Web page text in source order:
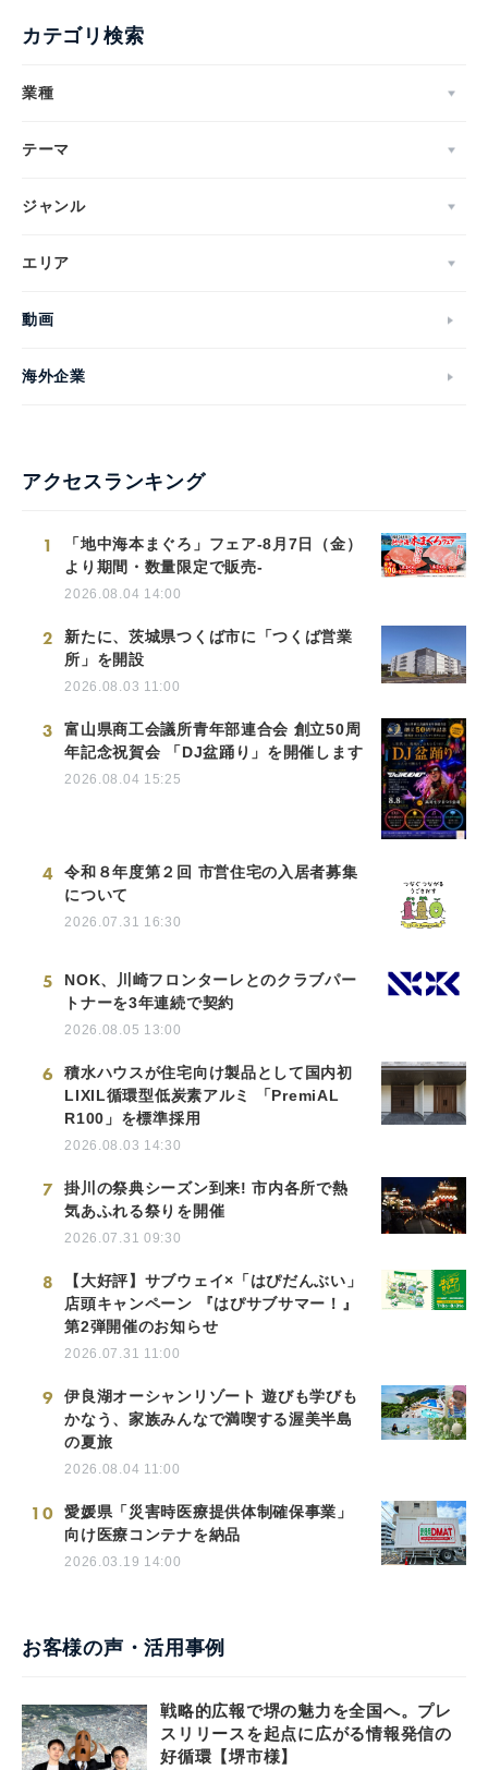
カテゴリ検索
業種
テーマ
ジャンル
エリア
動画
海外企業
アクセスランキング
1
「地中海本まぐろ」フェア-8月7日（金）
より期間・数量限定で販売-
2026.08.04 14:00
2
新たに、茨城県つくば市に「つくば営業
所」を開設
2026.08.03 11:00
3
富山県商工会議所青年部連合会 創立50周
年記念祝賀会 「DJ盆踊り」を開催します
2026.08.04 15:25
4
令和８年度第２回 市営住宅の入居者募集
について
2026.07.31 16:30
5
NOK、川崎フロンターレとのクラブパー
トナーを3年連続で契約
2026.08.05 13:00
6
積水ハウスが住宅向け製品として国内初
LIXIL循環型低炭素アルミ 「PremiAL
R100」を標準採用
2026.08.03 14:30
7
掛川の祭典シーズン到来! 市内各所で熱
気あふれる祭りを開催
2026.07.31 09:30
8
【大好評】サブウェイ×「はぴだんぶい」
店頭キャンペーン 『はぴサブサマー！』
第2弾開催のお知らせ
2026.07.31 11:00
9
伊良湖オーシャンリゾート 遊びも学びも
かなう、家族みんなで満喫する渥美半島
の夏旅
2026.08.04 11:00
10
愛媛県「災害時医療提供体制確保事業」
向け医療コンテナを納品
2026.03.19 14:00
お客様の声・活用事例
戦略的広報で堺の魅力を全国へ。プレ
スリリースを起点に広がる情報発信の
好循環【堺市様】